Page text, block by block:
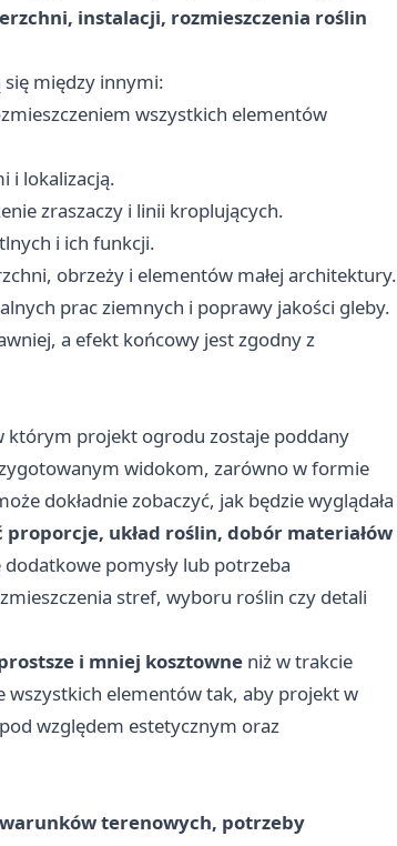
instalacji, rozmieszczenia roślin
między innymi:
wszystkich elementów
i lokalizacją.
zraszaczy i linii kroplujących.
i ich funkcji.
obrzeży i elementów małej architektury.
prac ziemnych i poprawy jakości gleby.
a efekt końcowy jest zgodny z
którym projekt ogrodu zostaje poddany
widokom, zarówno w formie
dokładnie zobaczyć, jak będzie wyglądała
proporcje, układ roślin, dobór materiałów
dodatkowe pomysły lub potrzeba
stref, wyboru roślin czy detali
i mniej kosztowne niż w trakcie
wszystkich elementów tak, aby projekt w
względem estetycznym oraz
terenowych, potrzeby